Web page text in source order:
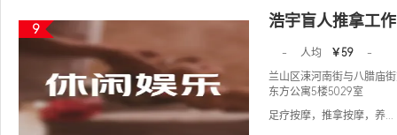
9 浩宇盲人推拿工
- 人均 ￥59
-
兰山区涑河南街与八腊庙
东方公寓5楼5029室
足疗按摩，推拿按摩，养...